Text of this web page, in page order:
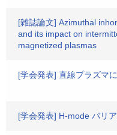
[雑誌論文] Azimuthal
and its impact on
magnetized plasmas
[学会発表] 直線プラズマ
[学会発表] H-mode バリ